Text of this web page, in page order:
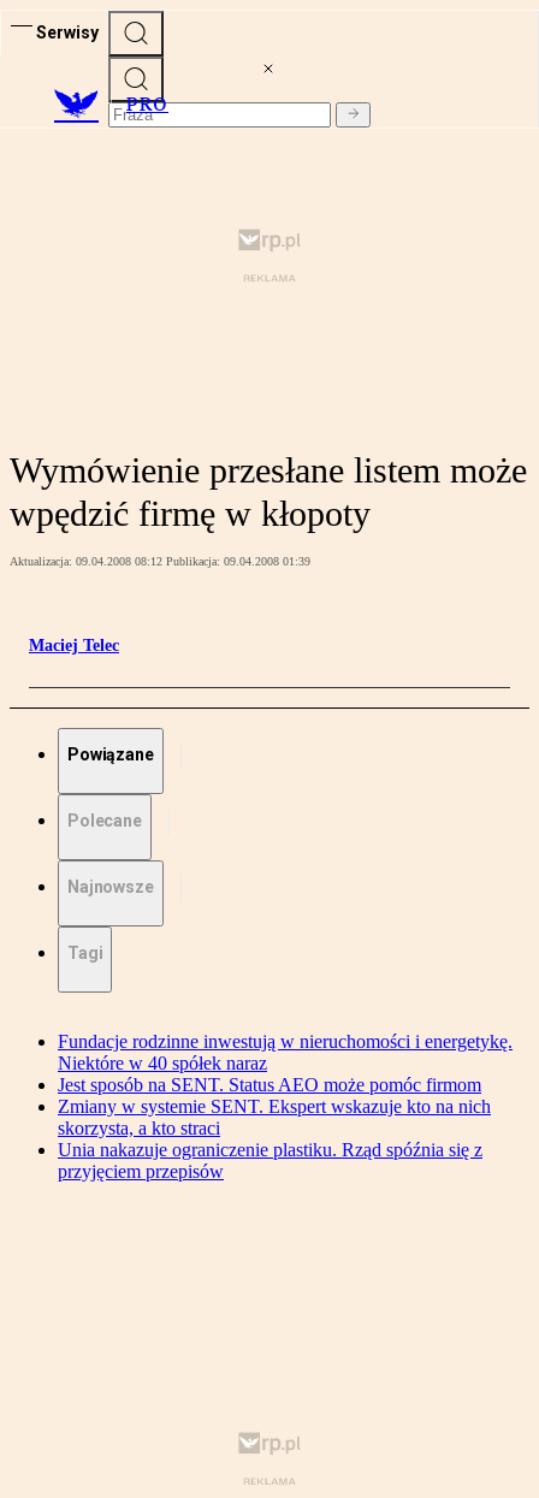
Serwisy
PRO
Wymówienie przesłane listem może
wpędzić firmę w kłopoty
Aktualizacja: 09.04.2008 08:12 Publikacja: 09.04.2008 01:39
Maciej Telec
Powiązane
Polecane
Najnowsze
Tagi
Fundacje rodzinne inwestują w nieruchomości i energetykę.
Niektóre w 40 spółek naraz
Jest sposób na SENT. Status AEO może pomóc firmom
Zmiany w systemie SENT. Ekspert wskazuje kto na nich
skorzysta, a kto straci
Unia nakazuje ograniczenie plastiku. Rząd spóźnia się z
przyjęciem przepisów